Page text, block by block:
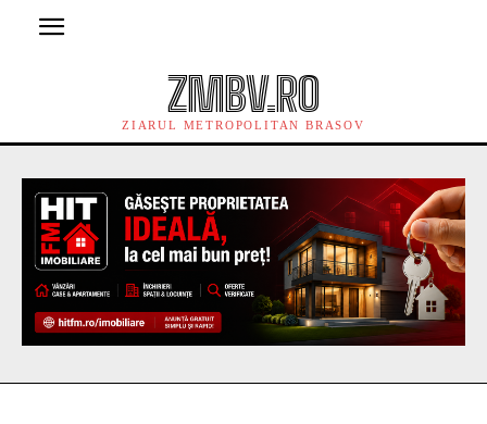
ZMBV.RO
ZIARUL METROPOLITAN BRASOV